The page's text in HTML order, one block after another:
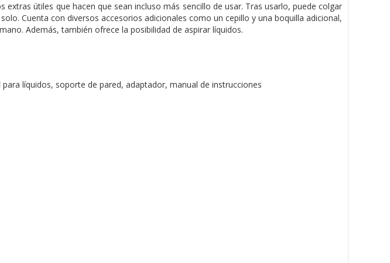
extras útiles que hacen que sean incluso más sencillo de usar. Tras usarlo, puede colgar
Cuenta con diversos accesorios adicionales como un cepillo y una boquilla adicional,
Además, también ofrece la posibilidad de aspirar líquidos.
líquidos, soporte de pared, adaptador, manual de instrucciones